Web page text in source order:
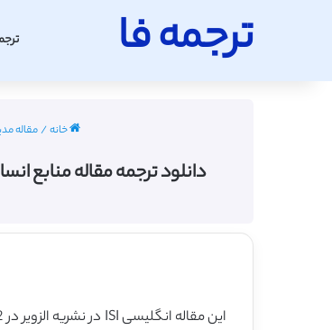
ترجمه فا
خانه/مقاله
دانلود ترجمه مقاله منابع انسانی
این مقاله انگلیسی ISI در نشریه الزویر در 12 صفحه در سال 2021 منتشر شده و ترجمه آن 37 صفحه میباشد. کیفیت ترجمه این مقاله ویژه – طلایی